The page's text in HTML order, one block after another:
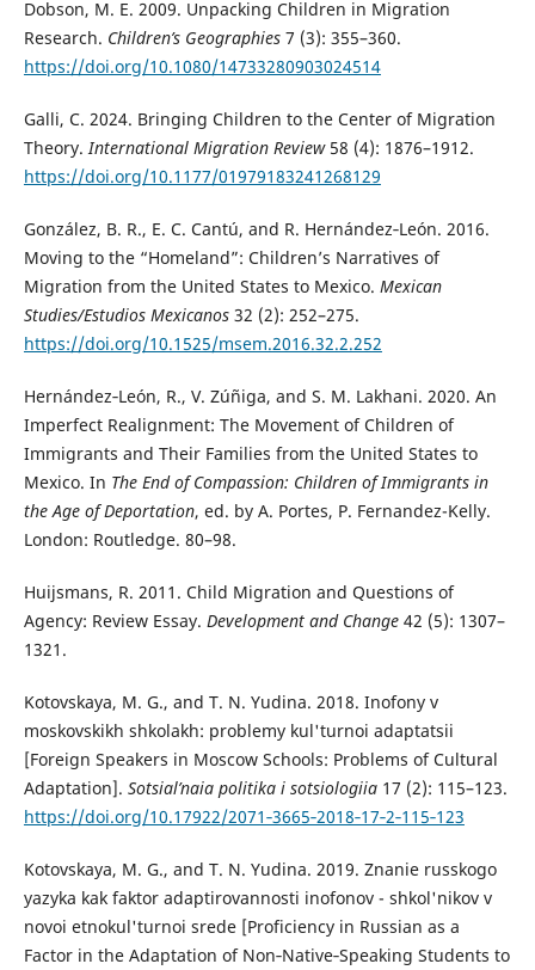
Dobson, M. E. 2009. Unpacking Children in Migration
Research. Children’s Geographies7 (3): 355–360.
https://doi.org/10.1080/14733280903024514
Galli, C. 2024. Bringing Children to the Center of Migration
Theory. International Migration Review58 (4): 1876–1912.
https://doi.org/10.1177/01979183241268129
González, B. R., E. C. Cantú, and R. Hernández‑León. 2016.
Moving to the “Homeland”: Children’s Narratives of
Migration from the United States to Mexico. Mexican
Studies/Estudios Mexicanos32 (2): 252–275.
https://doi.org/10.1525/msem.2016.32.2.252
Hernández‑León, R., V. Zúñiga, and S. M. Lakhani. 2020. An
Imperfect Realignment: The Movement of Children of
Immigrants and Their Families from the United States to
Mexico. In The End of Compassion: Children of Immigrants in
the Age of Deportation, ed. by A. Portes, P. Fernandez-Kelly.
London: Routledge. 80–98.
Huijsmans, R. 2011. Child Migration and Questions of
Agency: Review Essay. Development and Change42 (5): 1307–
1321.
Kotovskaya, M. G., and T. N. Yudina. 2018. Inofony v
moskovskikh shkolakh: problemy kul'turnoi adaptatsii
[Foreign Speakers in Moscow Schools: Problems of Cultural
Adaptation]. Sotsial’naia politika i sotsiologiia17 (2): 115–123.
https://doi.org/10.17922/2071‑3665‑2018‑17‑2‑115‑123
Kotovskaya, M. G., and T. N. Yudina. 2019. Znanie russkogo
yazyka kak faktor adaptirovannosti inofonov - shkol'nikov v
novoi etnokul'turnoi srede [Proficiency in Russian as a
Factor in the Adaptation of Non‑Native‑Speaking Students to